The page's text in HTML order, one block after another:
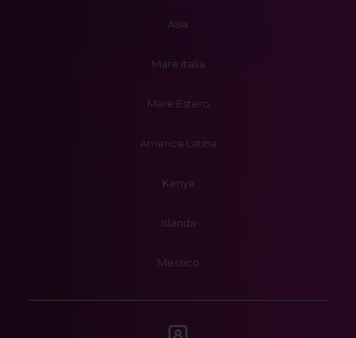
Asia
Mare Italia
Mare Estero
America Latina
Kenya
Islanda
Messico